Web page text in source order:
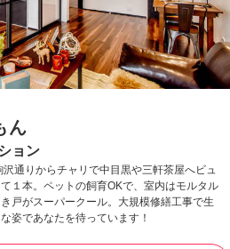
ん
ョン
通りからチャリで中目黒や三軒茶屋へビュ
１本。ペットの飼育OKで、室内はモルタル
戸がスーパークール。大規模修繕工事で生
姿であなたを待っています！